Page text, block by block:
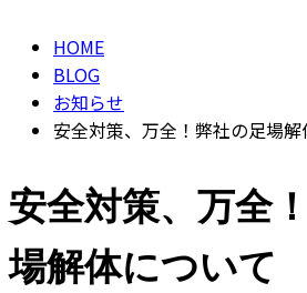
HOME
BLOG
お知らせ
安全対策、万全！弊社の足場解
安全対策、万全
場解体について